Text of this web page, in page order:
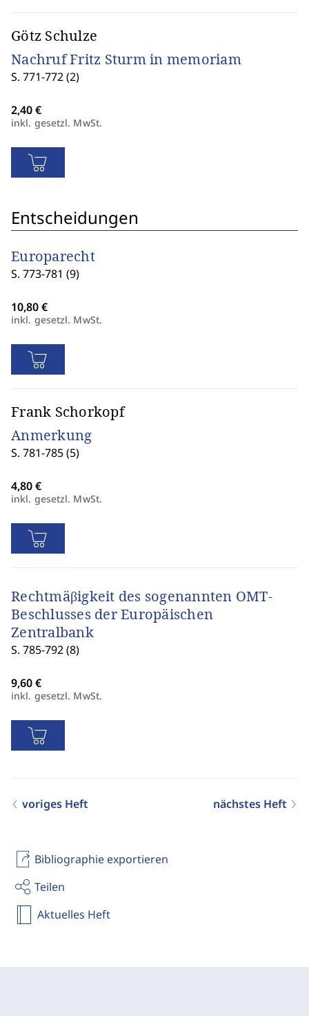
Bibliographie exportieren
Teilen
Aktuelles Heft
Götz Schulze
Nachruf Fritz Sturm in memoriam
S. 771-772 (2)
inkl. gesetzl. MwSt.
Entscheidungen
Europarecht
S. 773-781 (9)
inkl. gesetzl. MwSt.
Frank Schorkopf
Anmerkung
S. 781-785 (5)
inkl. gesetzl. MwSt.
Rechtmäβigkeit des sogenannten OMT-
Beschlusses der Europäischen
Zentralbank
S. 785-792 (8)
inkl. gesetzl. MwSt.
voriges Heft nächstes Heft